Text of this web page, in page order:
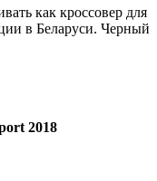
как кроссовер для
в Беларуси. Черный
2018